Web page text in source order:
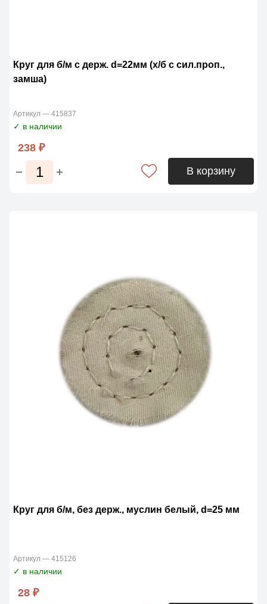
Круг для б/м с держ. d=22мм (х/б с сил.проп.,
замша)
Артикул — 415837
✓ в наличии
238 ₽
В корзину
Круг для б/м, без держ., муслин белый, d=25 мм
Артикул — 415126
✓ в наличии
28 ₽